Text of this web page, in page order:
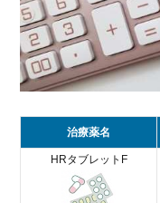
治療薬名
HRタブレットF